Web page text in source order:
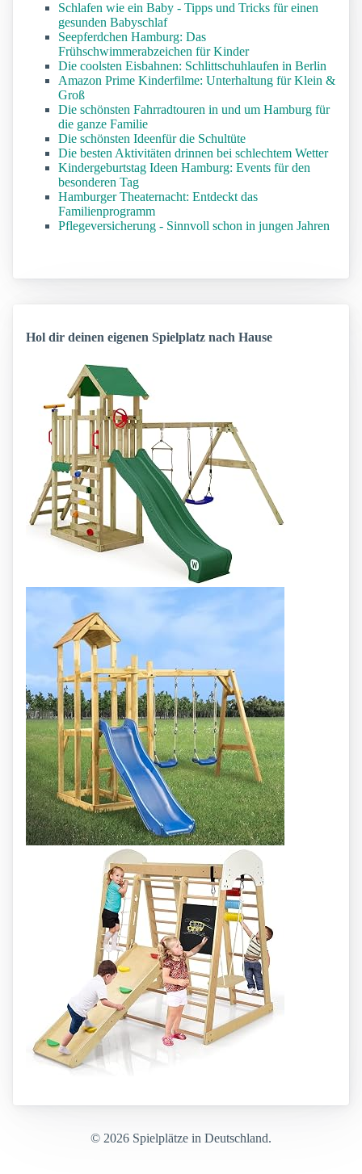
Schlafen wie ein Baby - Tipps und Tricks für einen
gesunden Babyschlaf
Seepferdchen Hamburg: Das
Frühschwimmerabzeichen für Kinder
Die coolsten Eisbahnen: Schlittschuhlaufen in Berlin
Amazon Prime Kinderfilme: Unterhaltung für Klein &
Groß
Die schönsten Fahrradtouren in und um Hamburg für
die ganze Familie
Die schönsten Ideenfür die Schultüte
Die besten Aktivitäten drinnen bei schlechtem Wetter
Kindergeburtstag Ideen Hamburg: Events für den
besonderen Tag
Hamburger Theaternacht: Entdeckt das
Familienprogramm
Pflegeversicherung - Sinnvoll schon in jungen Jahren
Hol dir deinen eigenen Spielplatz nach Hause
© 2026 Spielplätze in Deutschland.